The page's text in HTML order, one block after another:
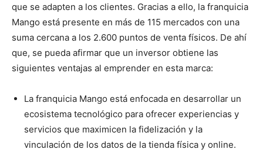
que se adapten a los clientes. Gracias a ello, la franquicia
Mango está presente en más de 115 mercados con una
suma cercana a los 2.600 puntos de venta físicos. De ahí
que, se pueda afirmar que un inversor obtiene las
siguientes ventajas al emprender en esta marca:
La franquicia Mango está enfocada en desarrollar un
ecosistema tecnológico para ofrecer experiencias y
servicios que maximicen la fidelización y la
vinculación de los datos de la tienda física y online.